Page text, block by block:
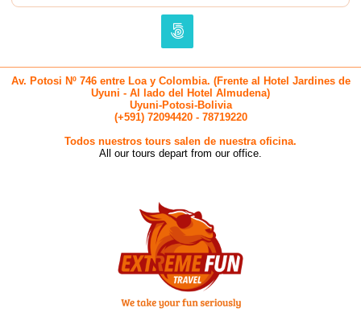
Av. Potosi Nº 746 entre Loa y Colombia. (Frente al Hotel Jardines de
Uyuni - Al lado del Hotel Almudena)
Uyuni-Potosi-Bolivia
(+591) 72094420 - 78719220
Todos nuestros tours salen de nuestra oficina.
All our tours depart from our office.